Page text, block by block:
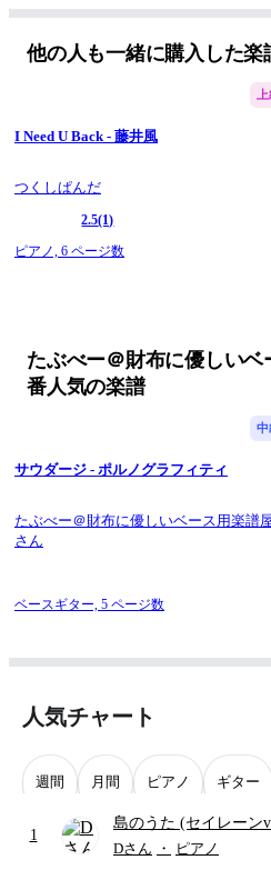
楽曲のタイトルに4弦ベース用
ます。
◆楽譜のポイント
五線譜とTAB譜面の2段譜です。
TABの数字を見やすくする為に
非常に読みやすいレイアウトを
変化しますので表記数字を各自
たぶべー ←曲名 で検索お願いい
have fun playing!!!
purchasing.
◆Features
I create and sell these at the
students and beginners can
bassist myself, I also pay
read.
◆4-string or 5-string
bass or a 5-string bass.
The TAB numbers are large to
lines are divided every 4 bars
situation, so please study the
Please enjoy playing!
이 페이지를 방문해 주셔서 감사
저는 '가성비 좋은 음악을 만든
구매 전에 다음 내용을 꼭 읽어
◆특징
학생과 초보자도 쉽게 구매할
他の人も一緒に購入した楽
I Need U Back - 藤井風
つくしぱんだ
2.5(1)
ピアノ, 6 ページ数
たぶべー＠財布に優しい
番人気の楽譜
中
サウダージ - ポルノグラフィティ
たぶべー＠財布に優しいベース用楽譜
さん
ベースギター, 5 ページ数
人気チャート
週間 月間 ピアノ ギター
1
島のうた (セイレーン
セイレーン(CV.鈴木み
Dさん ・ ピアノ